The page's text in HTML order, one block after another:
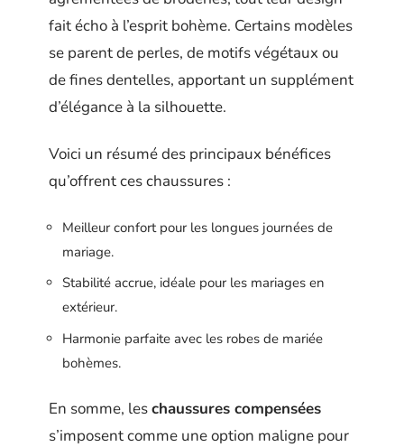
fait écho à l’esprit bohème. Certains modèles
se parent de perles, de motifs végétaux ou
de fines dentelles, apportant un supplément
d’élégance à la silhouette.
Voici un résumé des principaux bénéfices
qu’offrent ces chaussures :
Meilleur confort pour les longues journées de
mariage.
Stabilité accrue, idéale pour les mariages en
extérieur.
Harmonie parfaite avec les robes de mariée
bohèmes.
En somme, leschaussures compensées
s’imposent comme une option maligne pour